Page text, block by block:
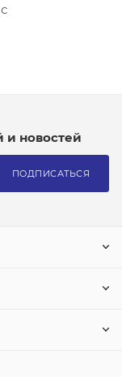
и новостей
ПОДПИСАТЬСЯ